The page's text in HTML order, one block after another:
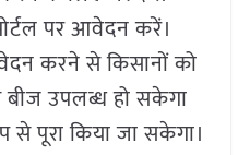
पर आवेदन करें।
करने से किसानों को
उपलब्ध हो सकेगा
पूरा किया जा सकेगा।